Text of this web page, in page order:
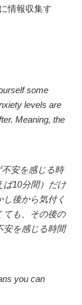
情報収集す
some
levels are
Meaning, the
安を感じる時
ば10分間）だけ
後から気付く
ても、その後の
安を感じる時間
you can